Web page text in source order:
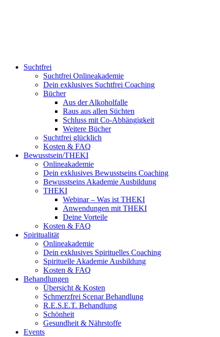
Suchtfrei
Suchtfrei Onlineakademie
Dein exklusives Suchtfrei Coaching
Bücher
Aus der Alkoholfalle
Raus aus allen Süchten
Schluss mit Co-Abhängigkeit
Weitere Bücher
Suchtfrei glücklich
Kosten & FAQ
Bewusstsein/THEKI
Onlineakademie
Dein exklusives Bewusstseins Coaching
Bewusstseins Akademie Ausbildung
THEKI
Webinar – Was ist THEKI
Anwendungen mit THEKI
Deine Vorteile
Kosten & FAQ
Spiritualität
Onlineakademie
Dein exklusives Spirituelles Coaching
Spirituelle Akademie Ausbildung
Kosten & FAQ
Behandlungen
Übersicht & Kosten
Schmerzfrei Scenar Behandlung
R.E.S.E.T. Behandlung
Schönheit
Gesundheit & Nährstoffe
Events